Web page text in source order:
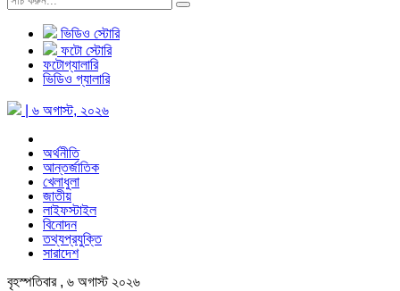
ভিডিও স্টোরি
ফটো স্টোরি
ফটোগ্যালারি
ভিডিও গ্যালারি
| ৬ অগাস্ট, ২০২৬
অর্থনীতি
আন্তর্জাতিক
খেলাধুলা
জাতীয়
লাইফস্টাইল
বিনোদন
তথ্যপ্রযুক্তি
সারাদেশ
বৃহস্পতিবার , ৬ অগাস্ট ২০২৬